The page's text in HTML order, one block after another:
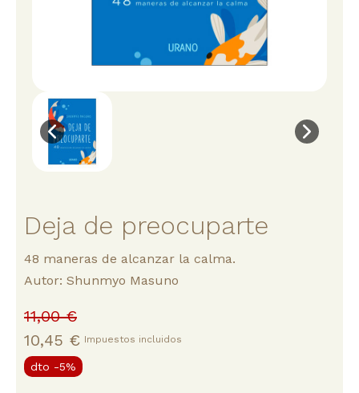
Deja de preocuparte
48 maneras de alcanzar la calma.
Autor: Shunmyo Masuno
11,00 €
10,45 € Impuestos incluidos
dto -5%